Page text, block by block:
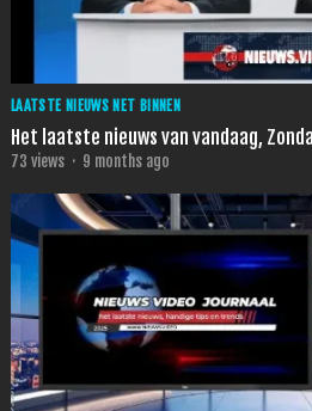
LAATSTE NIEUWS NET BINNEN
Het laatste nieuws van vandaag,
73 views · 9 months ago